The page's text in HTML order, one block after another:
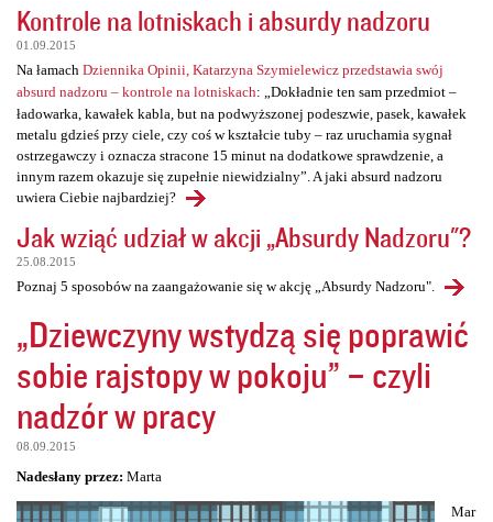
Kontrole na lotniskach i absurdy nadzoru
01.09.2015
Na łamach Dziennika Opinii, Katarzyna Szymielewicz przedstawia swój
absurd nadzoru – kontrole na lotniskach: „Dokładnie ten sam przedmiot –
ładowarka, kawałek kabla, but na podwyższonej podeszwie, pasek, kawałek
metalu gdzieś przy ciele, czy coś w kształcie tuby – raz uruchamia sygnał
ostrzegawczy i oznacza stracone 15 minut na dodatkowe sprawdzenie, a
innym razem okazuje się zupełnie niewidzialny”. A jaki absurd nadzoru
uwiera Ciebie najbardziej?
Jak wziąć udział w akcji „Absurdy Nadzoru"?
25.08.2015
Poznaj 5 sposobów na zaangażowanie się w akcję „Absurdy Nadzoru".
„Dziewczyny wstydzą się poprawić
sobie rajstopy w pokoju” – czyli
nadzór w pracy
08.09.2015
Nadesłany przez: Marta
Mar